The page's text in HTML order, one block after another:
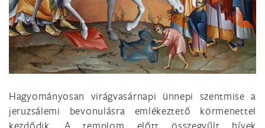
Hagyományosan virágvasárnapi ünnepi szentmise a
jeruzsálemi bevonulásra emlékeztető körmenettel